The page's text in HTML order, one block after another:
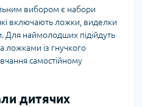
вибором є набори
включають ложки, виделки
Для наймолодших підійдуть
ложками із гнучкого
самостійному
дитячих